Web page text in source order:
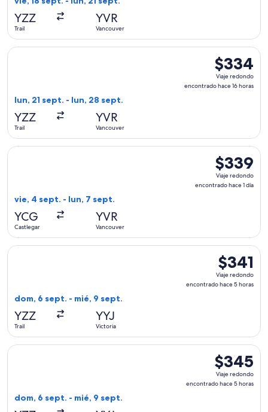
YZZ
Trail
YVR
Vancouver
$334
Viaje
redondo,
$334
Viaje redondo
encontrado hace 16 horas
lun, 21 sept. - lun, 28 sept.
YZZ
Trail
YVR
Vancouver
Seleccionar vuelo de Pacific Coastal Airlines, con salida el
$339
Viaje
redondo,
$339
Viaje redondo
encontrado hace 1 día
vie, 4 sept. - lun, 7 sept.
YCG
Castlegar
YVR
Vancouver
Seleccionar vuelo de Air Canada, con salida el vie, 4 sept.
$341
Viaje
redondo,
$341
Viaje redondo
encontrado hace 5 horas
dom, 6 sept. - mié, 9 sept.
YZZ
Trail
YYJ
Victoria
Seleccionar vuelo de Pacific Coastal Airlines, con salida el
$345
Viaje
redondo,
$345
Viaje redondo
encontrado hace 5 horas
dom, 6 sept. - mié, 9 sept.
Seleccionar vuelo de Pacific Coastal Airlines, con salida el